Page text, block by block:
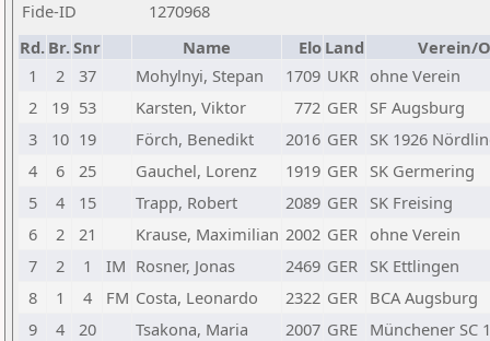
Fide-ID
1270968
Rd. Br.Snr Name Elo Land
Verein/
1
2 37 Mohylnyi, Stepan 1709 UKR ohne Verein
2
19 53 Karsten, Viktor 772 GER SF Augsburg
3
10 19 Förch, Benedikt 2016 GER SK 1926
4
6 25 Gauchel, Lorenz 1919 GER SK Germering
5
4 15 Trapp, Robert 2089 GER SK Freising
6
2 21 Krause, Maximilian 2002 GER ohne Verein
7
2 1 IM Rosner, Jonas 2469 GER SK Ettlingen
8
1 4 FM Costa, Leonardo 2322 GER BCA Augsburg
9
4 20 Tsakona, Maria 2007 GRE Münchener SC